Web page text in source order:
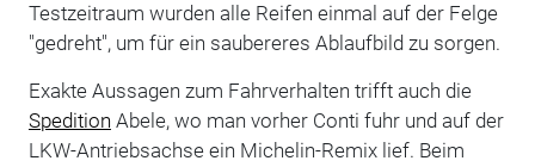
Testzeitraum wurden alle Reifen einmal auf der Felge
"gedreht", um für ein saubereres Ablaufbild zu sorgen.
Exakte Aussagen zum Fahrverhalten trifft auch die
Spedition Abele, wo man vorher Conti fuhr und auf der
LKW-Antriebsachse ein Michelin-Remix lief. Beim